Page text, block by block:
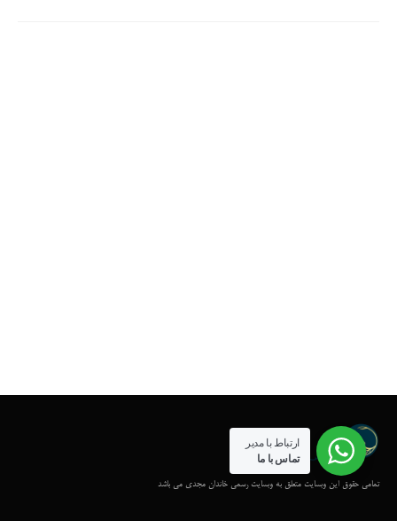
تمامی حقوق این وبسایت متعلق به وبسایت رسمی خاندان مجدی می باشد
ارتباط با مدیر
تماس با ما